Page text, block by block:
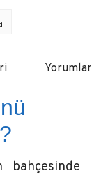
Yorumlar